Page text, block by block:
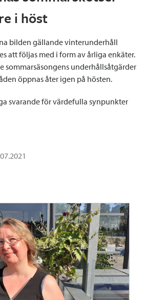
i höst
bilden gällande vinterunderhåll
att följas med i form av årliga enkäter.
sommarsäsongens underhållsåtgärder
öppnas åter igen på hösten.
svarande för värdefulla synpunkter